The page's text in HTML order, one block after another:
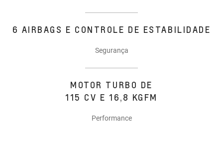
6 AIRBAGS E CONTROLE DE ESTABILIDADE
Segurança
MOTOR TURBO DE
115 CV E 16,8 KGFM
Performance